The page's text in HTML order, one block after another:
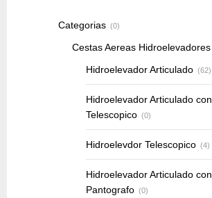
Categorias (0)
Cestas Aereas Hidroelevadores
Hidroelevador Articulado (62)
Hidroelevador Articulado con
Telescopico (0)
Hidroelevdor Telescopico (4)
Hidroelevador Articulado con
Pantografo (0)